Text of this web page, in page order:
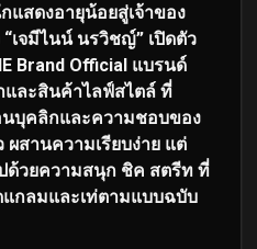
แสดงอายุน้อยสู่เจ้าของ
“เจมีไนน์ นรวิชญ์” เปิดตัว
Brand Official แบรนด์
และสินค้าไลฟ์สไตล์ ที่
บุคลิกและความชอบของ
ผสานความเรียบง่าย แต่
ด้วยความสนุก ชิค สตรีท ที่
กลมและเท่ตามแบบฉบับ